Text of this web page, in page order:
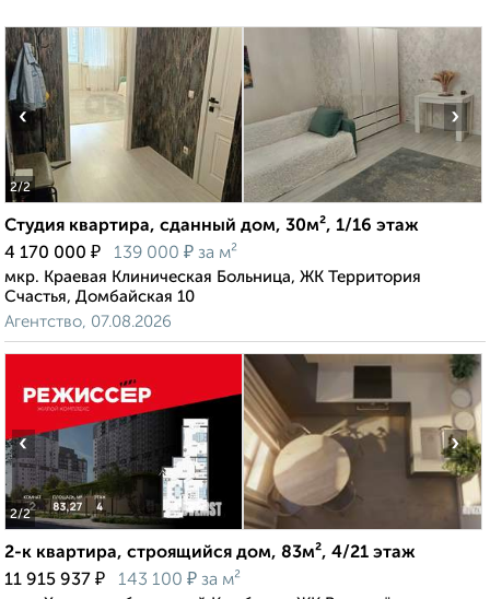
2/2
‹ ›
Студия квартира, сданный дом, 30м², 1/16 этаж
4 170 000 ₽ 139 000 ₽ за м²
мкр. Краевая Клиническая Больница, ЖК Территория
Счастья, Домбайская 10
Агентство, 07.08.2026
2/2
‹ ›
2-к квартира, строящийся дом, 83м², 4/21 этаж
11 915 937 ₽ 143 100 ₽ за м²